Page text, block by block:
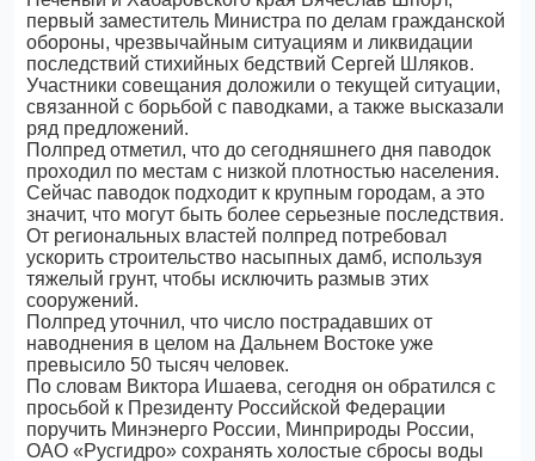
первый заместитель Министра по делам гражданской
обороны, чрезвычайным ситуациям и ликвидации
последствий стихийных бедствий Сергей Шляков.
Участники совещания доложили о текущей ситуации,
связанной с борьбой с паводками, а также высказали
ряд предложений.
Полпред отметил, что до сегодняшнего дня паводок
проходил по местам с низкой плотностью населения.
Сейчас паводок подходит к крупным городам, а это
значит, что могут быть более серьезные последствия.
От региональных властей полпред потребовал
ускорить строительство насыпных дамб, используя
тяжелый грунт, чтобы исключить размыв этих
сооружений.
Полпред уточнил, что число пострадавших от
наводнения в целом на Дальнем Востоке уже
превысило 50 тысяч человек.
По словам Виктора Ишаева, сегодня он обратился с
просьбой к Президенту Российской Федерации
поручить Минэнерго России, Минприроды России,
ОАО «Русгидро» сохранять холостые сбросы воды